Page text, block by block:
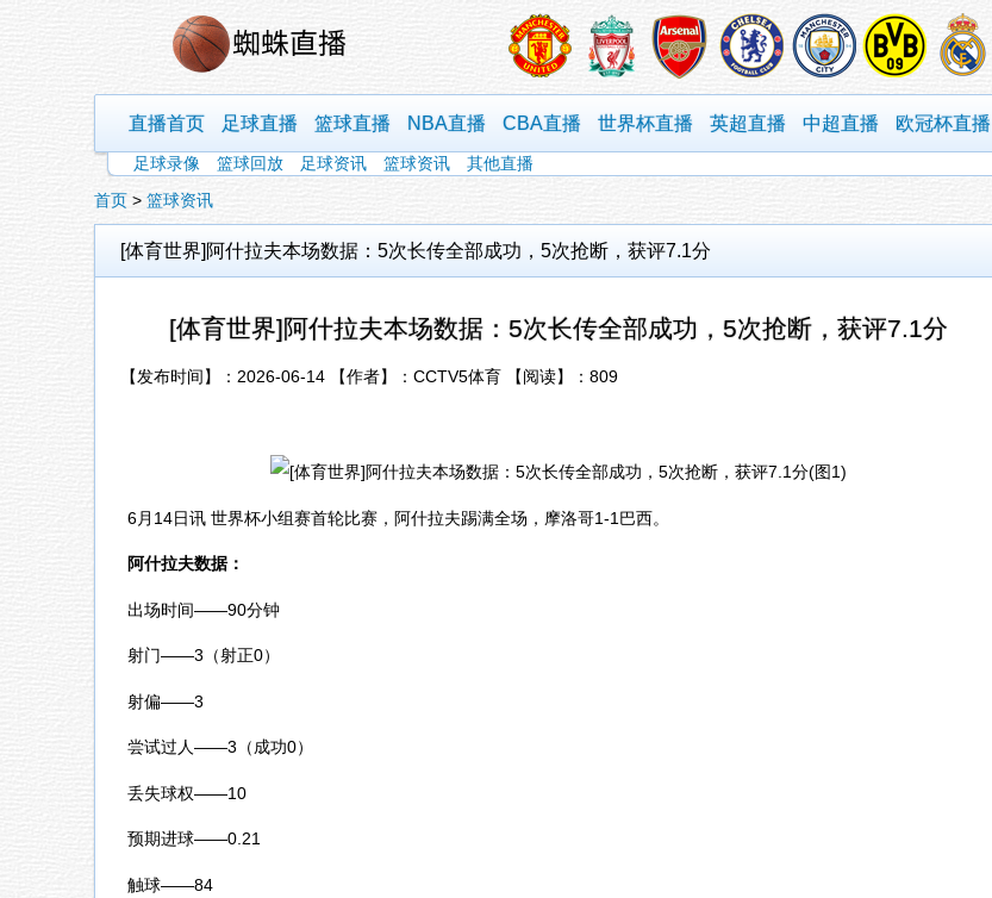
直播首页 足球直播 篮球直播 NBA直播 CBA直播 世界杯直播 英超直播 中超直播 欧冠杯直播
足球录像 篮球回放 足球资讯 篮球资讯
其他直播
首页 > 篮球资讯
[体育世界]阿什拉夫本场数据：5次长传全部成功，5次抢断，获评7.1分
[体育世界]阿什拉夫本场数据：5次长传全部成功，5次抢断，获评7.1分
【发布时间】：2026-06-14 【作者】：CCTV5体育 【阅读】： 809
6月14日讯 世界杯小组赛首轮比赛，阿什拉夫踢满全场，摩洛哥1-1巴西。
阿什拉夫数据：
出场时间——90分钟
射门——3（射正0）
射偏——3
尝试过人——3（成功0）
丢失球权——10
预期进球——0.21
触球——84